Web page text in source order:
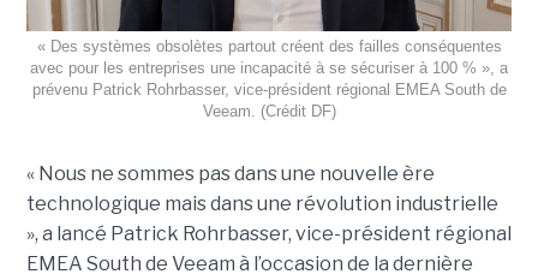
« Des systèmes obsolètes partout créent des failles conséquentes
avec pour les entreprises une incapacité à se sécuriser à 100 % », a
prévenu Patrick Rohrbasser, vice-président régional EMEA South de
Veeam. (Crédit DF)
« Nous ne sommes pas dans une nouvelle ère
technologique mais dans une révolution industrielle
», a lancé Patrick Rohrbasser, vice-président régional
EMEA South de Veeam à l’occasion de la dernière